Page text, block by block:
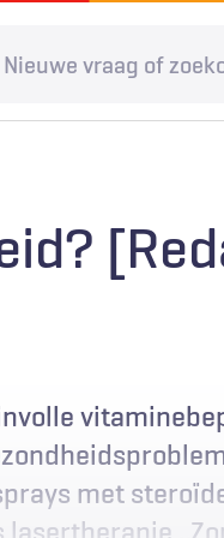
Levenseinde
met
…